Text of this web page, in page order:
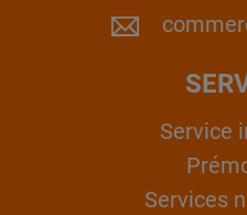
Service
Services